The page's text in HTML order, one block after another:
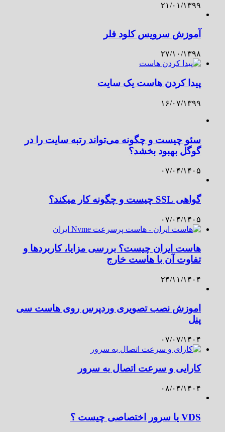
۲۱/۰۱/۱۳۹۹
آموزش سرویس کلود فلر
۲۷/۱۰/۱۳۹۸
پیدا کردن هاست یک سایت
۱۶/۰۷/۱۳۹۹
سئو چیست و چگونه می‌تواند رتبه سایت را در
گوگل بهبود بخشد؟
۰۷/۰۴/۱۴۰۵
گواهی SSL چیست و چگونه کار میکند؟
۰۷/۰۴/۱۴۰۵
هاست ایران چیست؟ بررسی مزایا، کاربردها و
تفاوت آن با هاست خارج
۲۴/۱۱/۱۴۰۴
اموزش نصب تصویری وردپرس روی هاست سی
پنل
۰۷/۰۷/۱۴۰۴
کارایی و سرعت اتصال به سرور
۰۸/۰۴/۱۴۰۴
VDS یا سرور اختصاصی چیست ؟